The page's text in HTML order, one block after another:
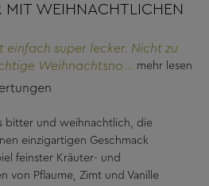
MIT WEIHNACHTLICHEN
einfach super lecker. Nicht zu
Weihnachtsnote.
gut, dass man ihn nicht nur
Absatz gefunden, dass ich
mehr lesen
bitter und weihnachtlich, die
einzigartigen Geschmack
feinster Kräuter- und
von Pflaume, Zimt und Vanille